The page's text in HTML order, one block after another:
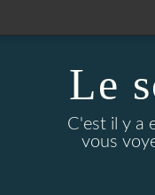
Le
C'est il y a
vous